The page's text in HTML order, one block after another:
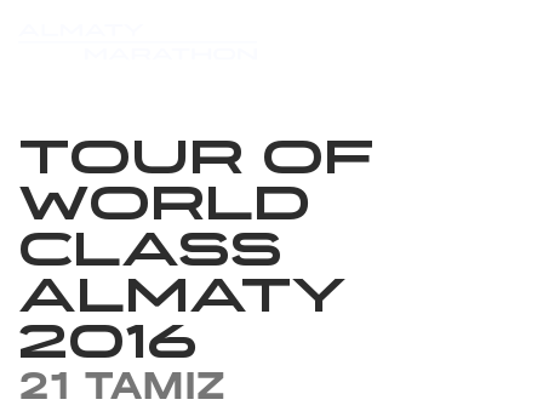
TOUR OF
WORLD
CLASS
ALMATY
2016
21 TAMIZ